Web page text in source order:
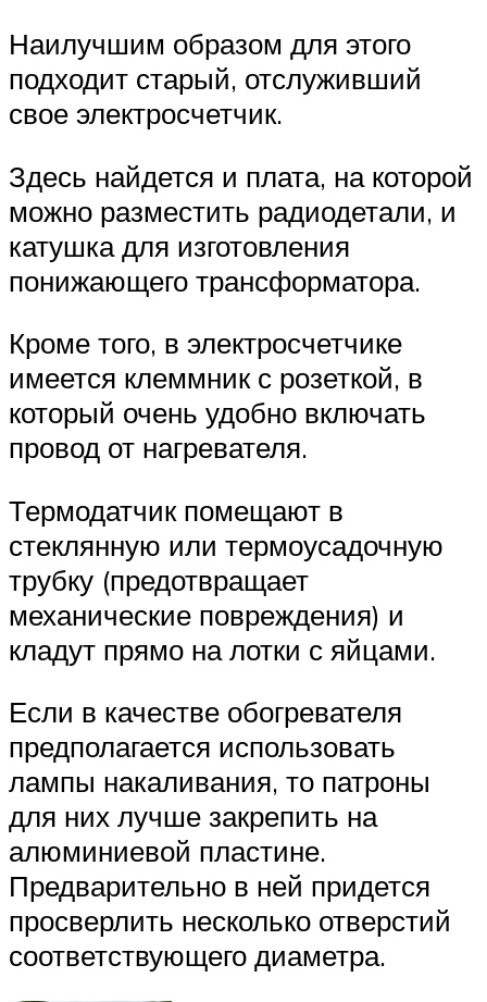
Наилучшим образом для этого
подходит старый, отслуживший
свое электросчетчик.
Здесь найдется и плата, на которой
можно разместить радиодетали, и
катушка для изготовления
понижающего трансформатора.
Кроме того, в электросчетчике
имеется клеммник с розеткой, в
который очень удобно включать
провод от нагревателя.
Термодатчик помещают в
стеклянную или термоусадочную
трубку (предотвращает
механические повреждения) и
кладут прямо на лотки с яйцами.
Если в качестве обогревателя
предполагается использовать
лампы накаливания, то патроны
для них лучше закрепить на
алюминиевой пластине.
Предварительно в ней придется
просверлить несколько отверстий
соответствующего диаметра.